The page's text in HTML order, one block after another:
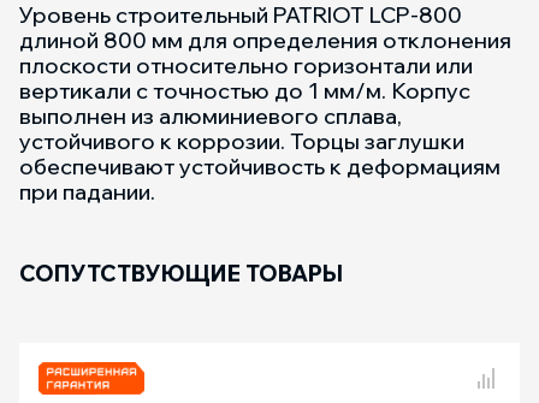
Уровень строительный PATRIOT LCP-800
длиной 800 мм для определения отклонения
плоскости относительно горизонтали или
вертикали с точностью до 1 мм/м. Корпус
выполнен из алюминиевого сплава,
устойчивого к коррозии. Торцы заглушки
обеспечивают устойчивость к деформациям
при падании.
СОПУТСТВУЮЩИЕ ТОВАРЫ